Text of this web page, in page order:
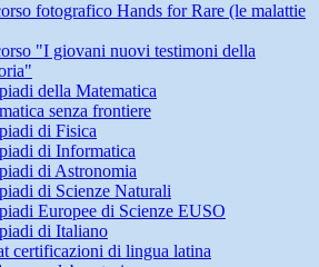
fotografico Hands for Rare (le malattie
"I giovani nuovi testimoni della
della Matematica
senza frontiere
di Fisica
di Informatica
di Astronomia
di Scienze Naturali
Europee di Scienze EUSO
di Italiano
certificazioni di lingua latina